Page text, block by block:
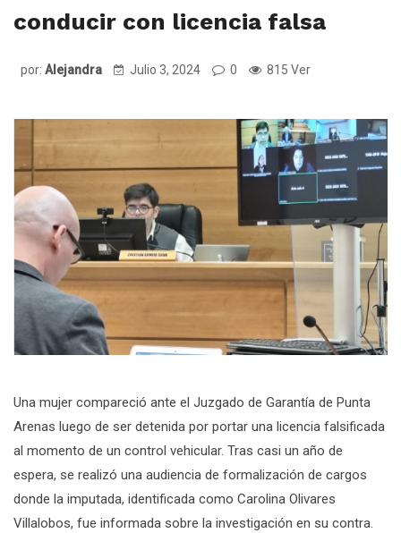
conducir con licencia falsa
por: Alejandra Julio 3, 2024 0 815 Ver
Una mujer compareció ante el Juzgado de Garantía de Punta
Arenas luego de ser detenida por portar una licencia falsificada
al momento de un control vehicular. Tras casi un año de
espera, se realizó una audiencia de formalización de cargos
donde la imputada, identificada como Carolina Olivares
Villalobos, fue informada sobre la investigación en su contra.